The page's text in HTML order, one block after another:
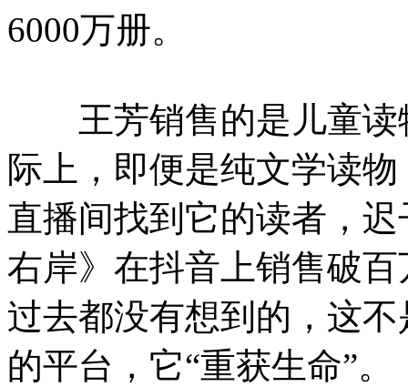
6000万册。
王芳销售的是儿童读
际上，即便是纯文学读
直播间找到它的读者，
右岸》在抖音上销售破
过去都没有想到的，这
的平台，它“重获生命”。